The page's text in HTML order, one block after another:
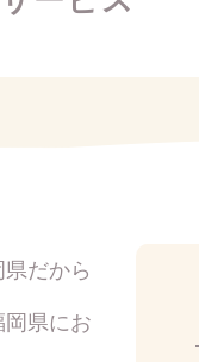
だから
県にお